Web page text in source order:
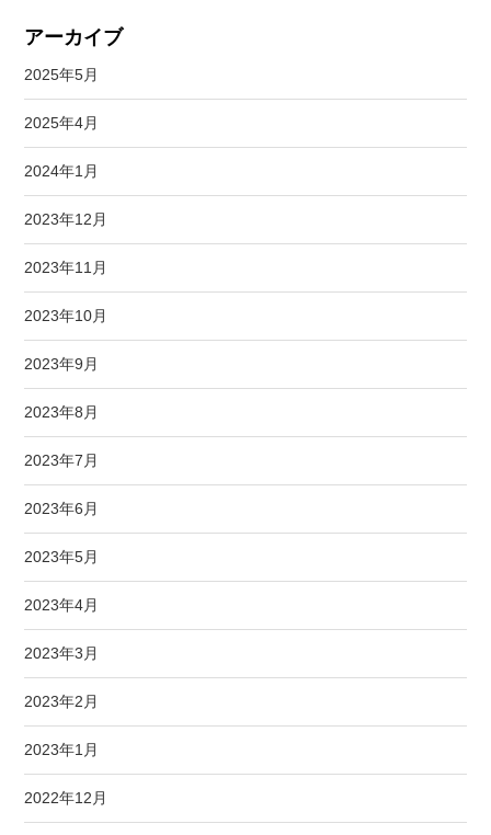
アーカイブ
2025年5月
2025年4月
2024年1月
2023年12月
2023年11月
2023年10月
2023年9月
2023年8月
2023年7月
2023年6月
2023年5月
2023年4月
2023年3月
2023年2月
2023年1月
2022年12月